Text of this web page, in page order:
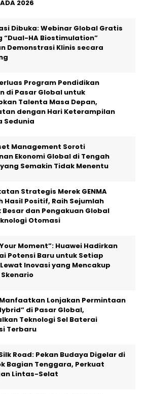
2026
Dibuka: Webinar Global Gratis
“Dual-HA Biostimulation”
Demonstrasi Klinis secara
Program Pendidikan
di Pasar Global untuk
Talenta Masa Depan,
dengan Hari Keterampilan
Sedunia
Management Soroti
Ekonomi Global di Tengah
Semakin Tidak Menentu
Strategis Merek GENMA
Hasil Positif, Raih Sejumlah
Besar dan Pengakuan Global
Otomasi
Moment”: Huawei Hadirkan
Potensi Baru untuk Setiap
Inovasi yang Mencakup
Lonjakan Permintaan
di Pasar Global,
Teknologi Sel Baterai
Terbaru
Road: Pekan Budaya Digelar di
Bagian Tenggara, Perkuat
Lintas-Selat